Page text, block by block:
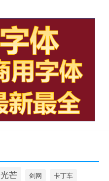
光芒 剑网
卡丁车